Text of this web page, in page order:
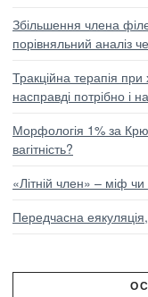
Збільшення члена
порівняльний аналіз
Тракційна терапія
насправді потрібно і
Морфологія 1% за
вагітність?
«Літній член» – міф чи
Передчасна